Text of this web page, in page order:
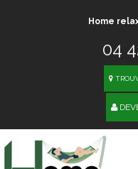
Home
04